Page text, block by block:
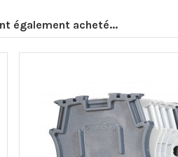
également acheté...